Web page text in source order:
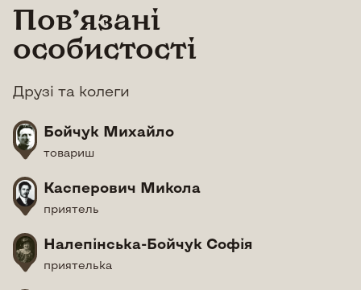
Повʼязані
особистості
Друзі та колеги
Бойчук Михайло
товариш
Касперович Микола
приятель
Налепінська-Бойчук Софія
приятелька